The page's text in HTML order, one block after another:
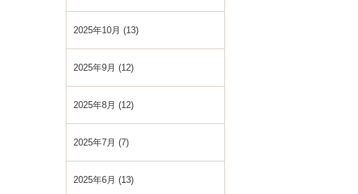
2025年10月 (13)
2025年9月 (12)
2025年8月 (12)
2025年7月 (7)
2025年6月 (13)